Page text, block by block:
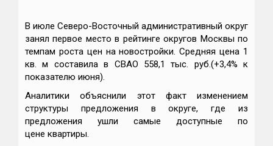
В июле Северо-Восточный административный округ
занял первое место в рейтинге округов Москвы по
темпам роста цен на новостройки. Средняя цена 1
кв. м составила в CВАО 558,1 тыс. руб.(+3,4% к
показателю июня).
Аналитики объяснили этот факт изменением
структуры предложения в округе, где из
предложения ушли самые доступные по
цене квартиры.